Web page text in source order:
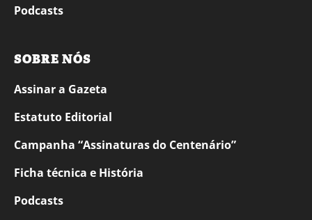
Podcasts
SOBRE NÓS
Assinar a Gazeta
Estatuto Editorial
Campanha “Assinaturas do Centenário”
Ficha técnica e História
Podcasts